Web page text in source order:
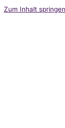
Zum Inhalt springen